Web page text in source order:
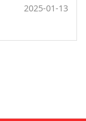
+
2025-01-13